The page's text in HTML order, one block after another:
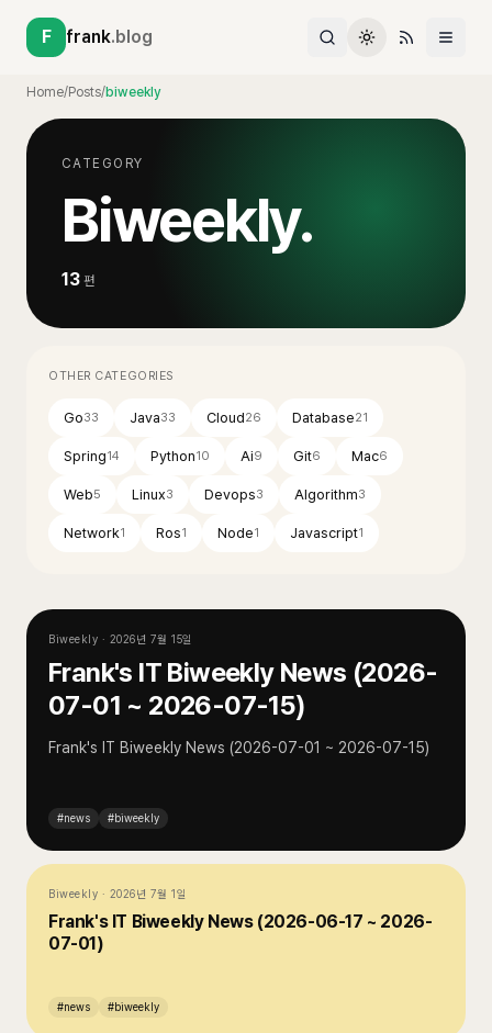
F frank.blog
Home/Posts/biweekly
CATEGORY
Biweekly.
13 편
OTHER CATEGORIES
Go33 Java33 Cloud26 Database21
Spring14 Python10 Ai9 Git6 Mac6
Web5 Linux3 Devops3 Algorithm3
Network1 Ros1 Node1 Javascript1
Biweekly · 2026년 7월 15일
Frank's IT Biweekly News (2026-
07-01 ~ 2026-07-15)
Frank's IT Biweekly News (2026-07-01 ~ 2026-07-15)
#news #biweekly
Biweekly · 2026년 7월 1일
Frank's IT Biweekly News (2026-06-17 ~ 2026-
07-01)
#news #biweekly